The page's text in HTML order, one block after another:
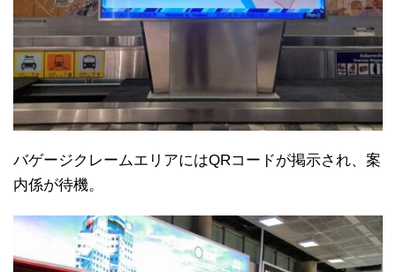
バゲージクレームエリアにはQRコードが掲示され、案
内係が待機。